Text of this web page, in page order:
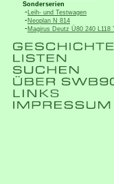
Sonderserien
-Leih- und Testwagen
-Neoplan N 814
-Magirus Deutz Ü80 240 L118